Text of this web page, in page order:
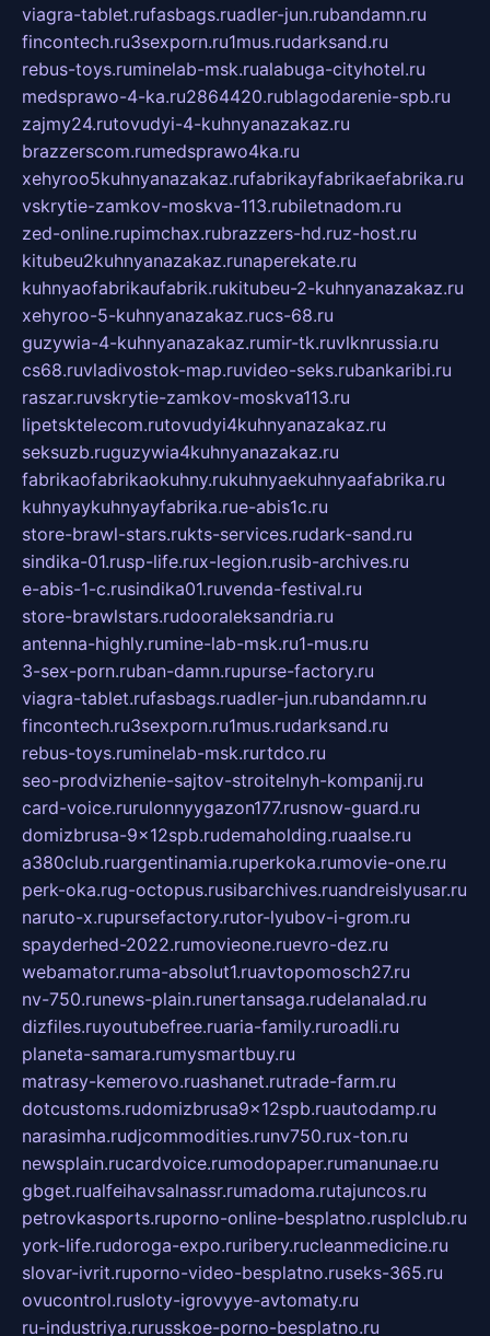
viagra-tablet.rufasbags.ruadler-jun.rubandamn.ru
fincontech.ru3sexporn.ru1mus.rudarksand.ru
rebus-toys.ruminelab-msk.rualabuga-cityhotel.ru
medsprawo-4-ka.ru2864420.rublagodarenie-spb.ru
zajmy24.rutovudyi-4-kuhnyanazakaz.ru
brazzerscom.rumedsprawo4ka.ru
xehyroo5kuhnyanazakaz.rufabrikayfabrikaefabrika.ru
vskrytie-zamkov-moskva-113.rubiletnadom.ru
zed-online.rupimchax.rubrazzers-hd.ruz-host.ru
kitubeu2kuhnyanazakaz.runaperekate.ru
kuhnyaofabrikaufabrik.rukitubeu-2-kuhnyanazakaz.ru
xehyroo-5-kuhnyanazakaz.rucs-68.ru
guzywia-4-kuhnyanazakaz.rumir-tk.ruvlknrussia.ru
cs68.ruvladivostok-map.ruvideo-seks.rubankaribi.ru
raszar.ruvskrytie-zamkov-moskva113.ru
lipetsktelecom.rutovudyi4kuhnyanazakaz.ru
seksuzb.ruguzywia4kuhnyanazakaz.ru
fabrikaofabrikaokuhny.rukuhnyaekuhnyaafabrika.ru
kuhnyaykuhnyayfabrika.rue-abis1c.ru
store-brawl-stars.rukts-services.rudark-sand.ru
sindika-01.rusp-life.rux-legion.rusib-archives.ru
e-abis-1-c.rusindika01.ruvenda-festival.ru
store-brawlstars.rudooraleksandria.ru
antenna-highly.rumine-lab-msk.ru1-mus.ru
3-sex-porn.ruban-damn.rupurse-factory.ru
viagra-tablet.rufasbags.ruadler-jun.rubandamn.ru
fincontech.ru3sexporn.ru1mus.rudarksand.ru
rebus-toys.ruminelab-msk.rurtdco.ru
seo-prodvizhenie-sajtov-stroitelnyh-kompanij.ru
card-voice.rurulonnyygazon177.rusnow-guard.ru
domizbrusa-9x12spb.rudemaholding.ruaalse.ru
a380club.ruargentinamia.ruperkoka.rumovie-one.ru
perk-oka.rug-octopus.rusibarchives.ruandreislyusar.ru
naruto-x.rupursefactory.rutor-lyubov-i-grom.ru
spayderhed-2022.rumovieone.ruevro-dez.ru
webamator.ruma-absolut1.ruavtopomosch27.ru
nv-750.runews-plain.runertansaga.rudelanalad.ru
dizfiles.ruyoutubefree.ruaria-family.ruroadli.ru
planeta-samara.rumysmartbuy.ru
matrasy-kemerovo.ruashanet.rutrade-farm.ru
dotcustoms.rudomizbrusa9x12spb.ruautodamp.ru
narasimha.rudjcommodities.runv750.rux-ton.ru
newsplain.rucardvoice.rumodopaper.rumanunae.ru
gbget.rualfeihavsalnassr.rumadoma.rutajuncos.ru
petrovkasports.ruporno-online-besplatno.rusplclub.ru
york-life.rudoroga-expo.ruribery.rucleanmedicine.ru
slovar-ivrit.ruporno-video-besplatno.ruseks-365.ru
ovucontrol.rusloty-igrovyye-avtomaty.ru
ru-industriya.rurusskoe-porno-besplatno.ru